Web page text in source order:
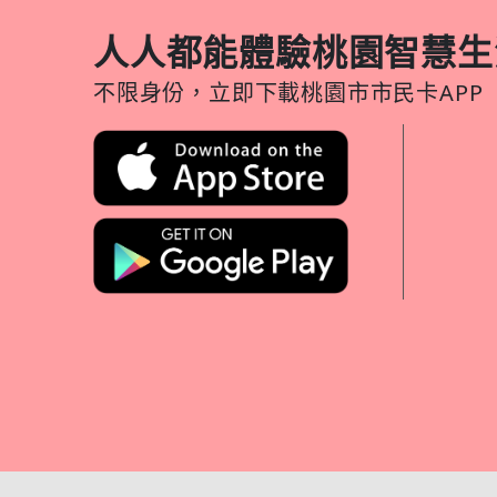
人人都能體驗桃園智慧
不限身份，立即下載桃園市市民卡APP